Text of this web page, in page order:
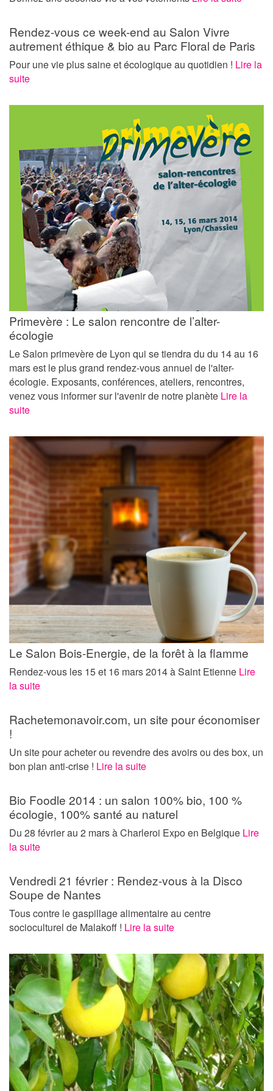
Rendez-vous ce week-end au Salon Vivre
autrement éthique & bio au Parc Floral de Paris
Pour une vie plus saine et écologique au quotidien ! Lire la
suite
Primevère : Le salon rencontre de l’alter-
écologie
Le Salon primevère de Lyon qui se tiendra du du 14 au 16
mars est le plus grand rendez-vous annuel de l'alter-
écologie. Exposants, conférences, ateliers, rencontres,
venez vous informer sur l'avenir de notre planète Lire la
suite
Le Salon Bois-Energie, de la forêt à la flamme
Rendez-vous les 15 et 16 mars 2014 à Saint Etienne Lire
la suite
Rachetemonavoir.com, un site pour économiser
!
Un site pour acheter ou revendre des avoirs ou des box, un
bon plan anti-crise ! Lire la suite
Bio Foodle 2014 : un salon 100% bio, 100 %
écologie, 100% santé au naturel
Du 28 février au 2 mars à Charleroi Expo en Belgique Lire
la suite
Vendredi 21 février : Rendez-vous à la Disco
Soupe de Nantes
Tous contre le gaspillage alimentaire au centre
socioculturel de Malakoff ! Lire la suite